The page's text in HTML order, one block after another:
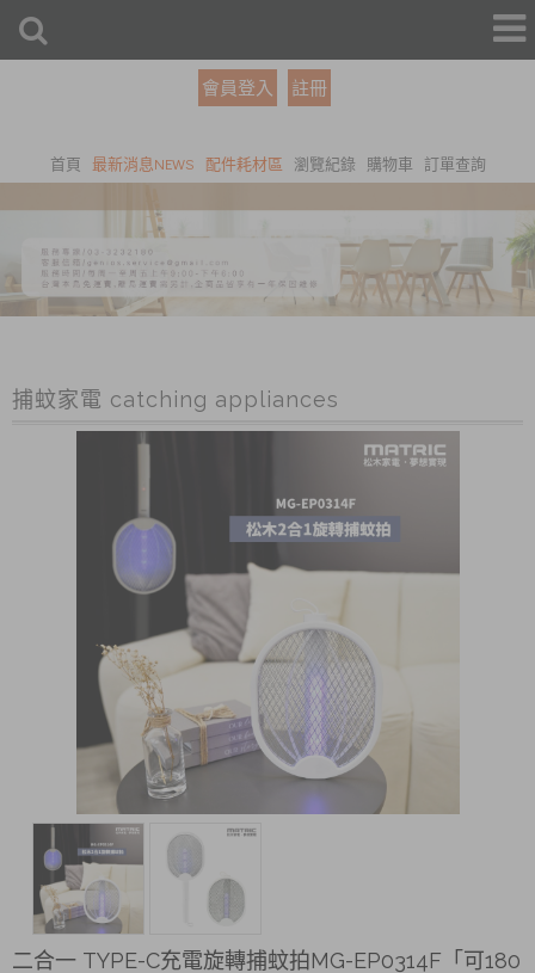
會員登入 註冊
首頁 最新消息NEWS 配件耗材區 瀏覽紀錄 購物車 訂單查詢
捕蚊家電 catching appliances
二合一 TYPE-C充電旋轉捕蚊拍MG-EP0314F「可180